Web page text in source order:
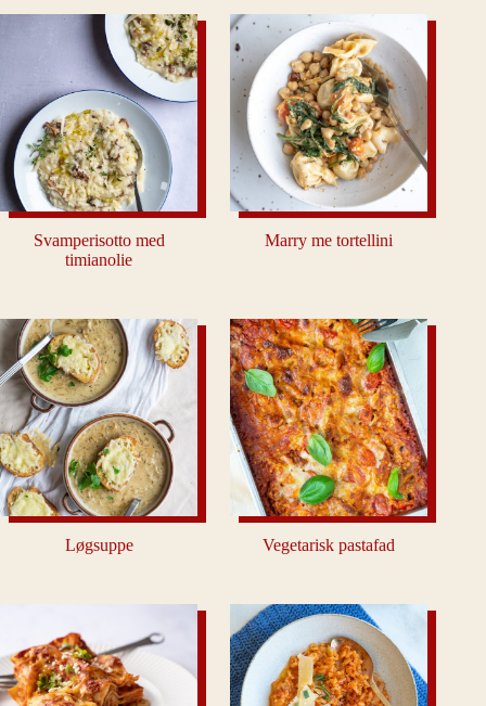
Svamperisotto med
timianolie
Marry me tortellini
Løgsuppe Vegetarisk pastafad